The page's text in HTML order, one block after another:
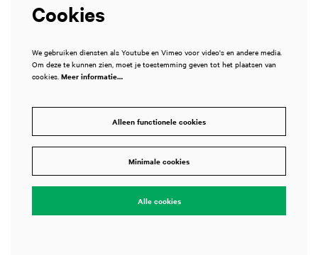
Cookies
We gebruiken diensten als Youtube en Vimeo voor video's en andere media.
Om deze te kunnen zien, moet je toestemming geven tot het plaatsen van
cookies. Meer informatie…
Alleen functionele cookies
Minimale cookies
Alle cookies